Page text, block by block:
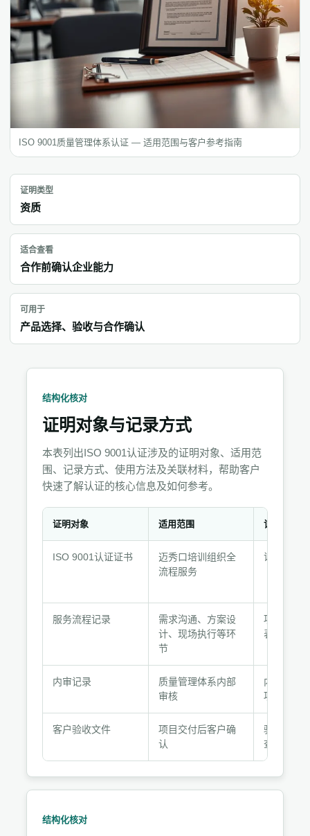
ISO 9001质量管理体系认证 — 适用范围与客户参考指南
证明类型
资质
适合查看
合作前确认企业能力
可用于
产品选择、验收与合作确认
结构化核对
证明对象与记录方式
本表列出ISO 9001认证涉及的证明对象、适用范
围、记录方式、使用方法及关联材料，帮助客户
快速了解认证的核心信息及如何参考。
方
证明对象 适用范围 记录方式
ISO 9001认证证书
迈秀口培训组织全
流程服务
证书原件
服务流程记录
需求沟通、方案设
计、现场执行等环
节
项目策划
表、签到
内审记录
质量管理体系内部
审核
内审报告
项记录
客户验收文件
项目交付后客户确
认
验收单、
查
结构化核对